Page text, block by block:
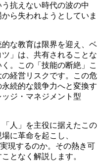
抗えない時代の波の中
ら失われようとしていま
的な教育は限界を迎え、ベ
」は、共有されることな
。この「技能の断絶」こ
経営リスクです。この危
続的な競争力へと変換す
ジ・マネジメント型
人」を主役に据えたこの
に革命を起こし、
現するのか。その熱き可
となく解説します。